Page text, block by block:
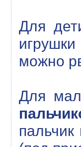
Для
можно
Для